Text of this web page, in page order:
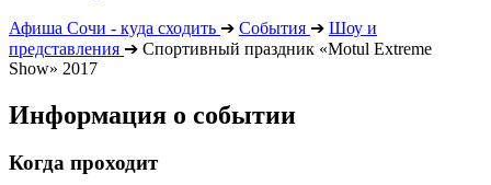
Афиша Сочи - куда сходить ➔ События ➔ Шоу и
представления ➔ Спортивный праздник «Motul Extreme
Show» 2017
Информация о событии
Когда проходит